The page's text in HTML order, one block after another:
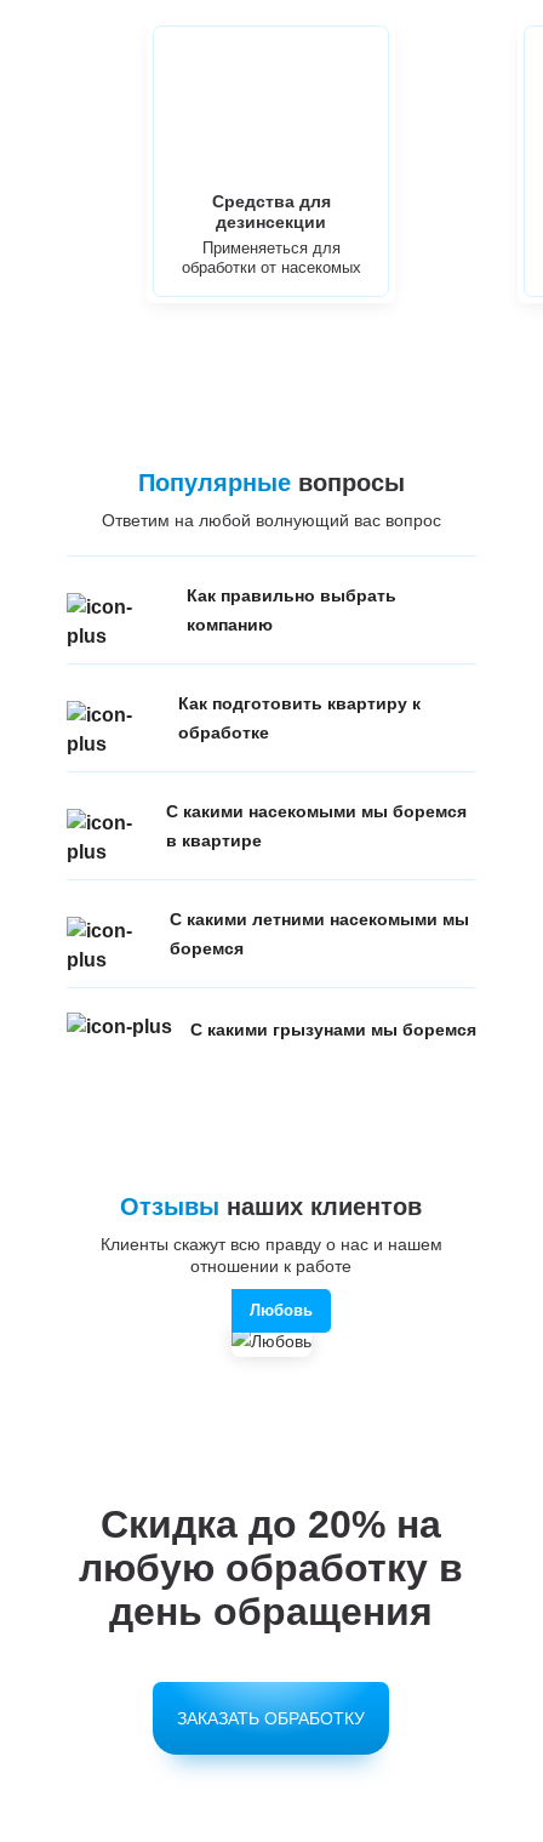
Средства для
дезинсекции
Применяеться для
обработки от насекомых
Популярныевопросы
Ответим на любой волнующий вас вопрос
Как правильно выбрать
компанию
Как подготовить квартиру к
обработке
С какими насекомыми мы боремся
в квартире
С какими летними насекомыми мы
боремся
С какими грызунами мы боремся
Отзывы наших клиентов
Клиенты скажут всю правду о нас и нашем
отношении к работе
Любовь
Скидка до 20% на
любую обработку в
день обращения
ЗАКАЗАТЬ ОБРАБОТКУ